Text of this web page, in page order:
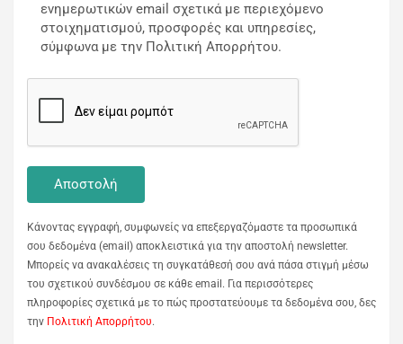
ενημερωτικών email σχετικά με περιεχόμενο
στοιχηματισμού, προσφορές και υπηρεσίες,
σύμφωνα με την Πολιτική Απορρήτου.
Κάνοντας εγγραφή, συμφωνείς να επεξεργαζόμαστε τα προσωπικά
σου δεδομένα (email) αποκλειστικά για την αποστολή newsletter.
Μπορείς να ανακαλέσεις τη συγκατάθεσή σου ανά πάσα στιγμή μέσω
του σχετικού συνδέσμου σε κάθε email. Για περισσότερες
πληροφορίες σχετικά με το πώς προστατεύουμε τα δεδομένα σου, δες
την Πολιτική Απορρήτου.